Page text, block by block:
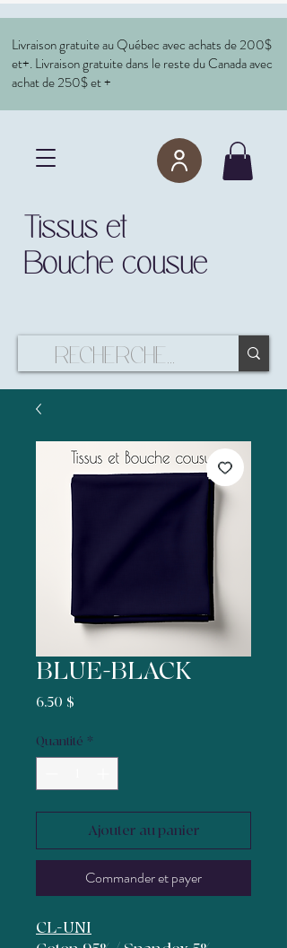
Tissus et
Bouche cousue
Livraison gratuite au Québec avec achats de 200$
et+. Livraison gratuite dans le reste du Canada avec
achat de 250$ et +
BLUE-BLACK
6,50 $
Quantité *
Ajouter au panier
Commander et payer
CL-UNI